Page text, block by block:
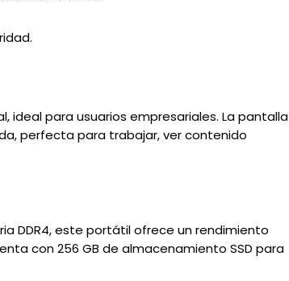
ideal para usuarios empresariales. La pantalla
perfecta para trabajar, ver contenido
DDR4, este portátil ofrece un rendimiento
con 256 GB de almacenamiento SSD para